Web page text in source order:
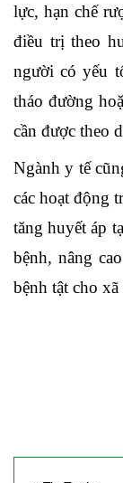
lực, hạn chế
điều trị theo
người có yếu
tháo đường
cần được theo
Ngành y tế
các hoạt động
tăng huyết áp
bệnh, nâng
bệnh tật cho